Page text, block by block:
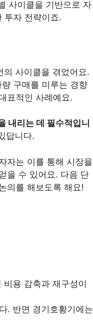
사이클을 기반으로 자
투자 전략이죠.
의 사이클을 겪었어요.
구매를 미루는 경향
표적인 사례예요.
내리는 데 필수적입니
답니다.
자는 이를 통해 시장을
을 수 있어요. 다음 단
의를 해보도록 해요!
용 감축과 재구성이
. 반면 경기호황기에는